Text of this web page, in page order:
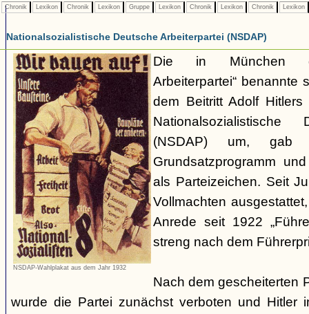
Chronik Lexikon Chronik Lexikon Gruppe Lexikon Chronik Lexikon Chronik Lexikon
Nationalsozialistische Deutsche Arbeiterpartei (NSDAP)
NSDAP-Wahlplakat aus dem Jahr 1932
Die in München
Arbeiterpartei“
dem Beitritt Adolf
Nationalsozialistische
(NSDAP) um, gab
Grundsatzprogramm
als Parteizeichen. Seit
Vollmachten
Anrede seit 1922
streng nach dem
Nach dem gescheiterten
wurde die Partei zunächst verboten und Hitler